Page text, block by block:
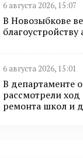
6 августа 2026, 15:07
В Новозыбкове
6 августа 2026, 15:01
В департаменте
рассмотрели
ремонта школ и